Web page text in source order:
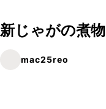
新じゃがの煮物
mac25reo